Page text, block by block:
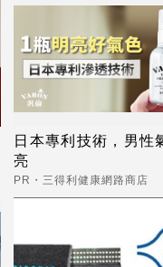
日本專利技術，男性
亮
PR・三得利健康網路商店